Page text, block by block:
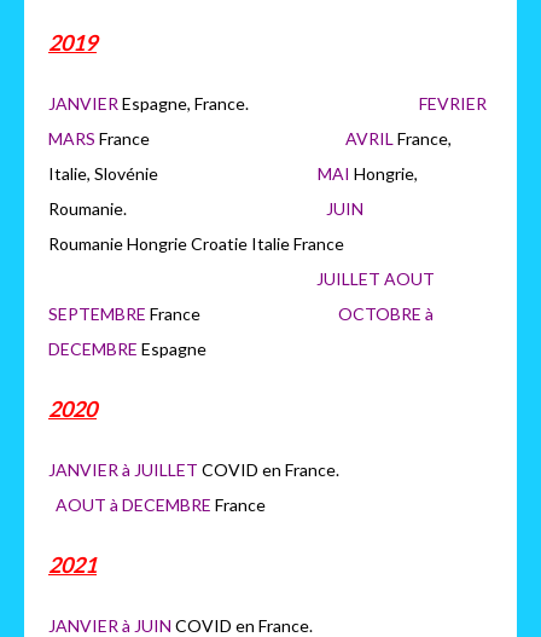
2019
JANVIER Espagne, France. FEVRIER
MARS France AVRIL France,
Italie, Slovénie MAI Hongrie,
Roumanie.
JUIN
Roumanie Hongrie Croatie Italie France
JUILLET AOUT
SEPTEMBRE France OCTOBRE à
DECEMBRE Espagne
2020
JANVIER à JUILLET COVID en France.
AOUT à DECEMBRE France
2021
JANVIER à JUIN COVID en France.